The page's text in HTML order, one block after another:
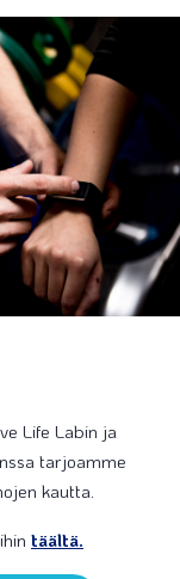
Life Labin ja
tarjoamme
kautta.
täältä.